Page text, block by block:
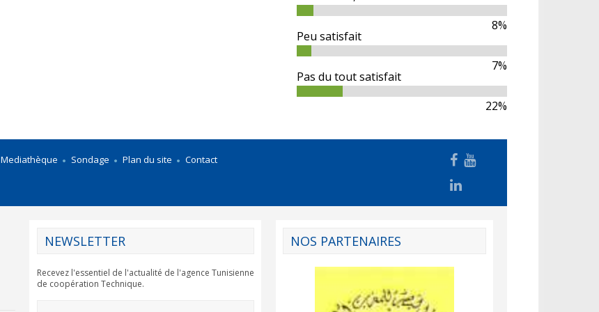
8%
Peu satisfait
7%
Pas du tout satisfait
22%
Mediathèque Sondage Plan du site Contact
NOS PARTENAIRES
NEWSLETTER
Recevez l'essentiel de l'actualité de l'agence Tunisienne
de coopération Technique.